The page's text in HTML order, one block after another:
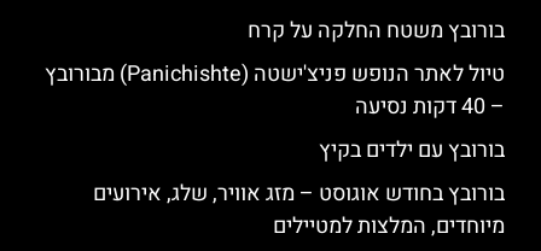
בורובץ משטח החלקה על קרח
טיול לאתר הנופש פניצ'ישטה (Panichishte) מבורובץ
– 40 דקות נסיעה
בורובץ עם ילדים בקיץ
בורובץ בחודש אוגוסט – מזג אוויר, שלג, אירועים
מיוחדים, המלצות למטיילים